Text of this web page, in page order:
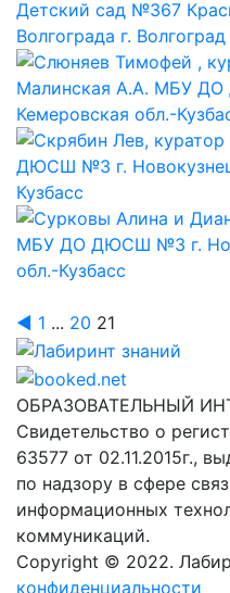
◄ 1 ... 20 21
Лабиринт знаний
ОБРАЗОВАТЕЛЬНЫЙ
Свидетельство о
63577 от 02.11.2015г.,
по надзору в сфере
информационных
коммуникаций.
Copyright © 2022.
конфиденциальности